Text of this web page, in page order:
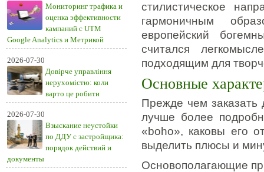
Мониторинг трафика и
оценка эффективности
кампаний с UTM
Google Analytics и Метрикой
2026-07-30
Довірче управління
нерухомістю: коли
варто це робити
2026-07-30
Взыскание неустойки
по ДДУ с застройщика:
порядок действий и
документы
стилистическое
гармоничным
европейский
считался
подходящим для
Основные
Прежде чем
лучше более
«boho», каковы его
выделить плюсы и
Основополагающие